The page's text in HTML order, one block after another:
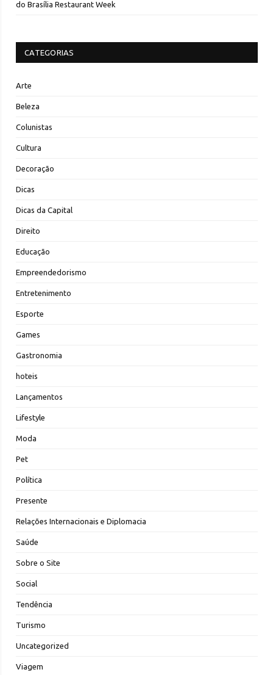
do Brasília Restaurant Week
CATEGORIAS
Arte
Beleza
Colunistas
Cultura
Decoração
Dicas
Dicas da Capital
Direito
Educação
Empreendedorismo
Entretenimento
Esporte
Games
Gastronomia
hoteis
Lançamentos
Lifestyle
Moda
Pet
Política
Presente
Relações Internacionais e Diplomacia
Saúde
Sobre o Site
Social
Tendência
Turismo
Uncategorized
Viagem